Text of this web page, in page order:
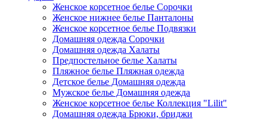
Женское корсетное белье Сорочки
Женское нижнее белье Панталоны
Женское корсетное белье Подвязки
Домашняя одежда Сорочки
Домашняя одежда Халаты
Предпостельное белье Халаты
Пляжное белье Пляжная одежда
Детское белье Домашняя одежда
Мужское белье Домашняя одежда
Женское корсетное белье Коллекция "Lilit"
Домашняя одежда Брюки, бриджи